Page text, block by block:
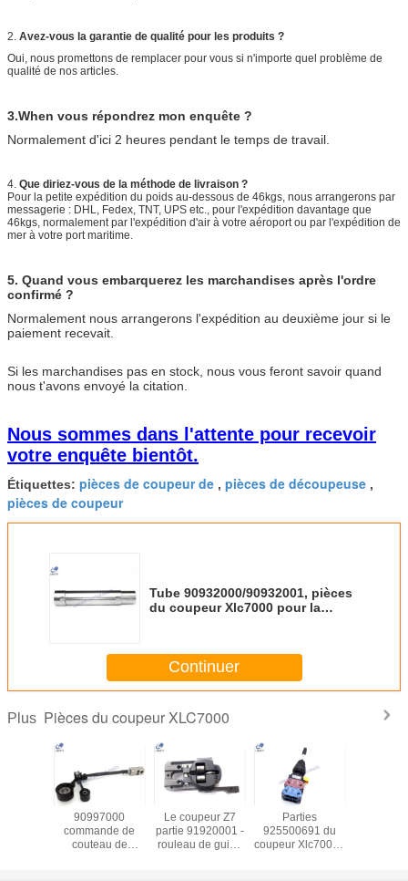
2. Avez-vous la garantie de qualité pour les produits ?
Oui, nous promettons de remplacer pour vous si n'importe quel problème de
qualité de nos articles.
3.When vous répondrez mon enquête ?
Normalement d'ici 2 heures pendant le temps de travail.
4. Que diriez-vous de la méthode de livraison ?
Pour la petite expédition du poids au-dessous de 46kgs, nous arrangerons par
messagerie : DHL, Fedex, TNT, UPS etc., pour l'expédition davantage que
46kgs, normalement par l'expédition d'air à votre aéroport ou par l'expédition de
mer à votre port maritime.
5. Quand vous embarquerez les marchandises après l'ordre
confirmé ?
Normalement nous arrangerons l'expédition au deuxième jour si le
paiement recevait.
Si les marchandises pas en stock, nous vous feront savoir quand
nous t'avons envoyé la citation.
Nous sommes dans l'attente pour recevoir
votre enquête bientôt.
Étiquettes: pièces de coupeur de , pièces de découpeuse ,
pièces de coupeur
Tube 90932000/90932001, pièces
du coupeur Xlc7000 pour la
Continuer
Plus Pièces du coupeur XLC7000
90997000
commande de
couteau de
Le coupeur Z7
partie 91920001 -
rouleau de guide
Parties
925500691 du
coupeur Xlc7000 -